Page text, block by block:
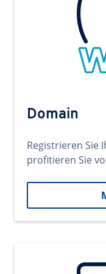
Domain
Registrieren Sie
profitieren Sie